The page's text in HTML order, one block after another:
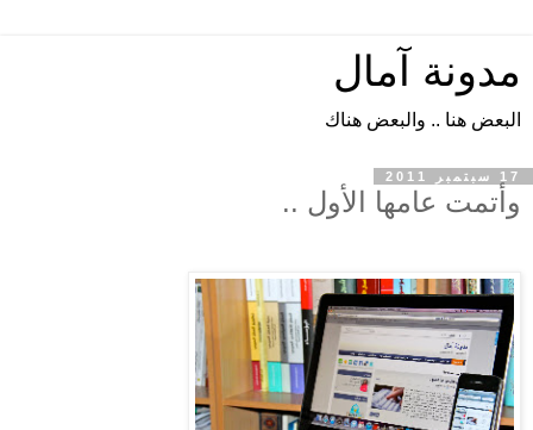
مدونة آمال
البعض هنا .. والبعض هناك
17 سبتمبر 2011
وأتمت عامها الأول ..